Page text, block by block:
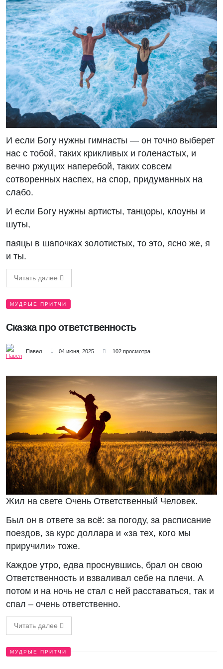
И если Богу нужны гимнасты — он точно выберет
нас с тобой, таких крикливых и голенастых, и
вечно ржущих наперебой, таких совсем
сотворенных наспех, на спор, придуманных на
слабо.
И если Богу нужны артисты, танцоры, клоуны и
шуты,
паяцы в шапочках золотистых, то это, ясно же, я
и ты.
Читать далее
МУДРЫЕ ПРИТЧИ
Сказка про ответственность
Павел 04 июня, 2025 102 просмотра
Жил на свете Очень Ответственный Человек.
Был он в ответе за всё: за погоду, за расписание
поездов, за курс доллара и «за тех, кого мы
приручили» тоже.
Каждое утро, едва проснувшись, брал он свою
Ответственность и взваливал себе на плечи. А
потом и на ночь не стал с ней расставаться, так и
спал – очень ответственно.
Читать далее
МУДРЫЕ ПРИТЧИ